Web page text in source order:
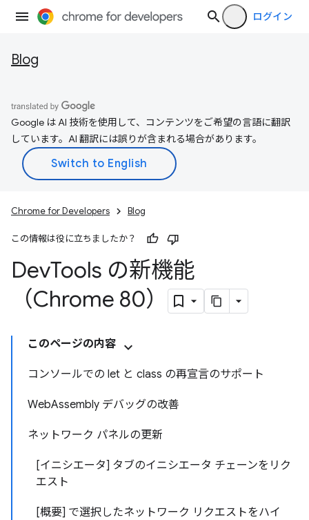
ログイン
Blog
Google は AI 技術を使用して、コンテンツをご希望の言語に翻訳
しています。AI 翻訳には誤りが含まれる場合があります。
Chrome for Developers Blog
この情報は役に立ちましたか？
DevTools の新機能
（Chrome 80）
このページの内容
コンソールでの let と class の再宣言のサポート
WebAssembly デバッグの改善
ネットワーク パネルの更新
[イニシエータ] タブのイニシエータ チェーンをリク
エスト
[概要] で選択したネットワーク リクエストをハイ